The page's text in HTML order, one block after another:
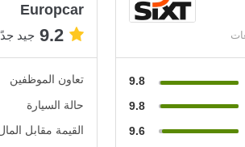
9.8
9.8
9.6
Europcar
9.2 جيد
تعاون الموظفين
حالة السيارة
القيمة مقابل